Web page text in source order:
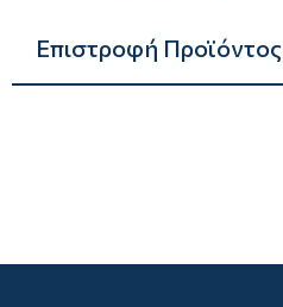
Επιστροφή Προϊόντος